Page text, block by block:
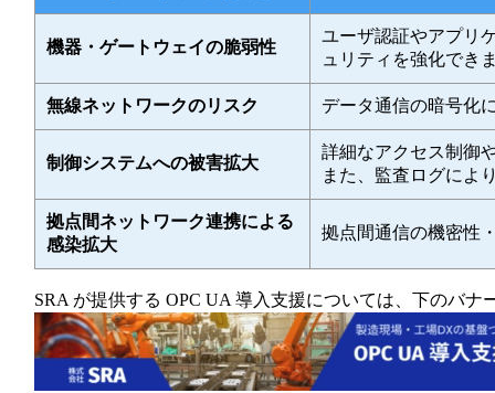
機器・ゲートウェイの脆弱性
ユーザ認証やアプリ
ュリティを強化でき
無線ネットワークのリスク データ通信の暗号化
制御システムへの被害拡大
詳細なアクセス制御
また、監査ログによ
拠点間ネットワーク連携による
感染拡大
拠点間通信の機密性
SRA が提供する OPC UA 導入支援については、下のバナ